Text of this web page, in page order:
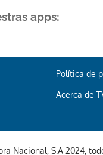
apps:
Política de
Acerca de
Nacional, S.A 2024,